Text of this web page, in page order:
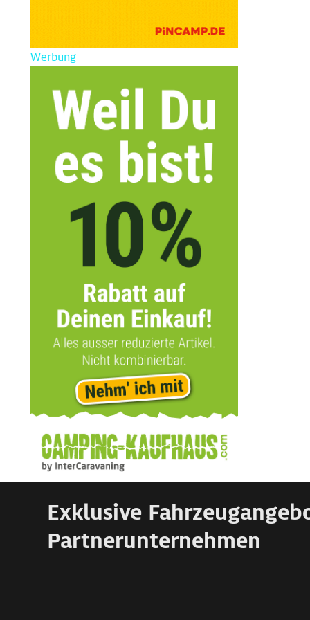
Werbung
Exklusive
Partnerunternehmen